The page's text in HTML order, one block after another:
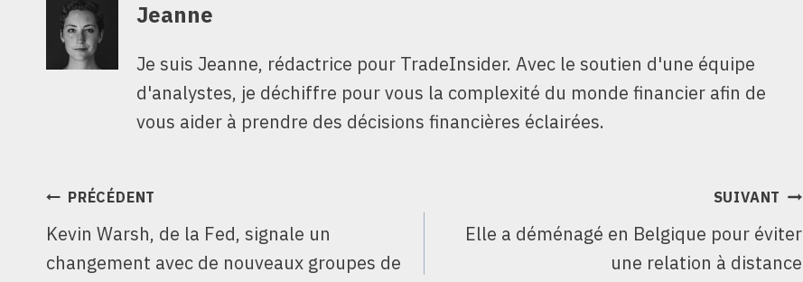
Jeanne
Je suis Jeanne, rédactrice pour TradeInsider. Avec le soutien d'une équipe
d'analystes, je déchiffre pour vous la complexité du monde financier afin de
vous aider à prendre des décisions financières éclairées.
NAVIGATION
DE
PRÉCÉDENT
Kevin Warsh, de la Fed, signale un
changement avec de nouveaux groupes de
SUIVANT
Elle a déménagé en Belgique pour éviter
une relation à distance